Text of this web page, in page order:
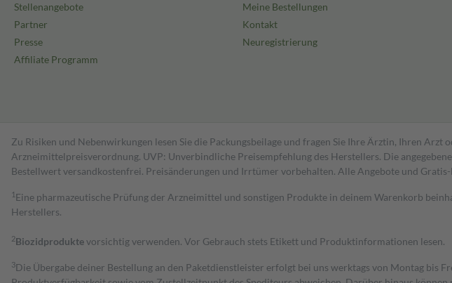
Stellenangebote
Partner
Presse
Affiliate Programm
Meine Bestellungen
Kontakt
Neuregistrierung
Zu Risiken und Nebenwirkungen lesen Sie die Packungsbeilage und fragen Sie Ihre Ärztin, Ihren
Arzneimittelpreisverordnung. UVP: Unverbindliche Preisempfehlung des Herstellers. Die
Bestell­wert versand­kosten­frei. Preisänderungen und Irrtümer vorbehalten. Alle Angebote und
1 Eine pharmazeutische Prüfung der Arzneimittel und sonstigen Produkte in deinem Warenkorb
Herstellers.
2Biozidproduktevorsichtig verwenden. Vor Gebrauch stets Etikett und Produktinformationen lesen.
3Die Übergabe deiner Bestellung an den Paketdienstleister erfolgt bei uns werktags von Montag bis